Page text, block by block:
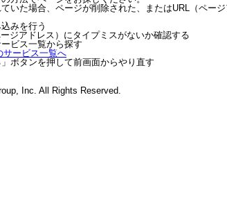
いた場合、ページが削除された、またはURL（ペー
みを行う
ジアドレス）にタイプミスがないか確認する
ビス一覧から探す
サービス一覧へ
ボタンを押して前画面からやり直す
Inc. All Rights Reserved.